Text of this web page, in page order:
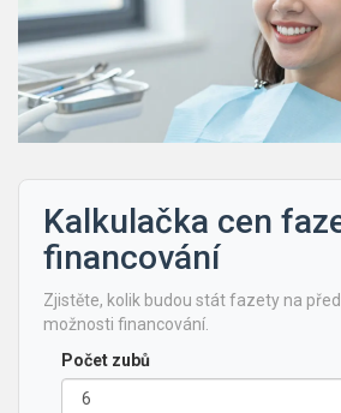
Kalkulačka cen
financování
Zjistěte, kolik budou stát fazety na
možnosti financování.
Počet zubů